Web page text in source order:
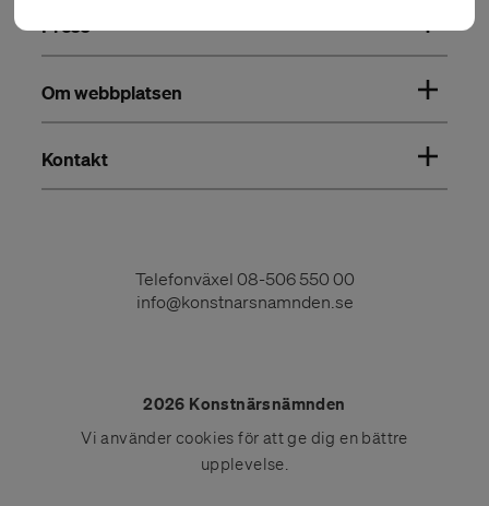
Press
Om webbplatsen
Kontakt
Telefonväxel 08-506 550 00
info@konstnarsnamnden.se
2026 Konstnärsnämnden
Vi använder cookies för att ge dig en bättre
upplevelse.